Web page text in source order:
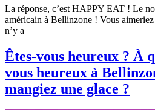
La réponse, c’est HAPPY EAT ! Le
américain à Bellinzone ! Vous
n’y a
Êtes-vous heureux ? À
vous heureux à
mangiez une glace ?